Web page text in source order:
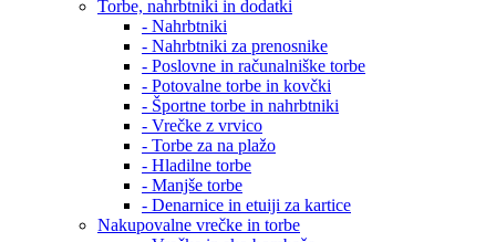
Torbe, nahrbtniki in dodatki
- Nahrbtniki
- Nahrbtniki za prenosnike
- Poslovne in računalniške torbe
- Potovalne torbe in kovčki
- Športne torbe in nahrbtniki
- Vrečke z vrvico
- Torbe za na plažo
- Hladilne torbe
- Manjše torbe
- Denarnice in etuiji za kartice
Nakupovalne vrečke in torbe